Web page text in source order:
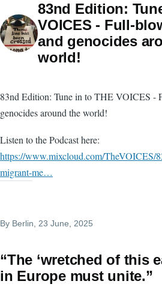
83nd Edition:
VOICES - Full-
and genocides
world!
83nd Edition: Tune in to THE VOICES -
genocides around the world!
Listen to the Podcast here:
https://www.mixcloud.com/TheVOICES/
migrant-me…
By Berlin , 23 June, 2025
“The ‘wretched of this
in Europe must unite.”